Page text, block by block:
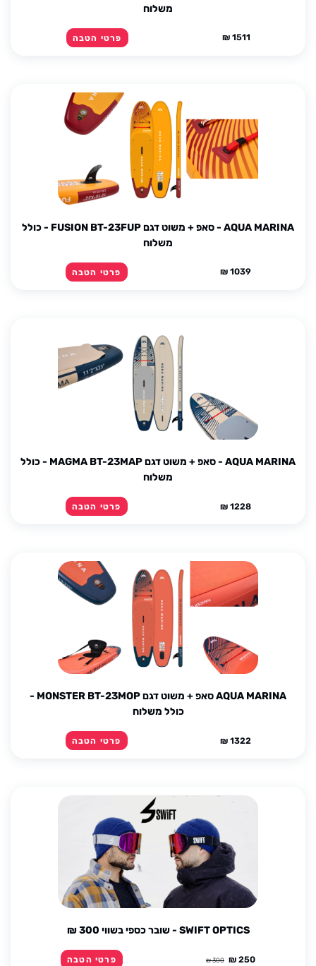
משלוח
1511 ₪ פרטי הטבה
AQUA MARINA - סאפ + משוט דגם FUSION BT-23FUP - כולל
משלוח
1039 ₪ פרטי הטבה
AQUA MARINA - סאפ + משוט דגם MAGMA BT-23MAP - כולל
משלוח
1228 ₪ פרטי הטבה
AQUA MARINA סאפ + משוט דגם MONSTER BT-23MOP -
כולל משלוח
1322 ₪ פרטי הטבה
SWIFT OPTICS - שובר כספי בשווי 300 ₪
250 ₪
300 ₪ פרטי הטבה